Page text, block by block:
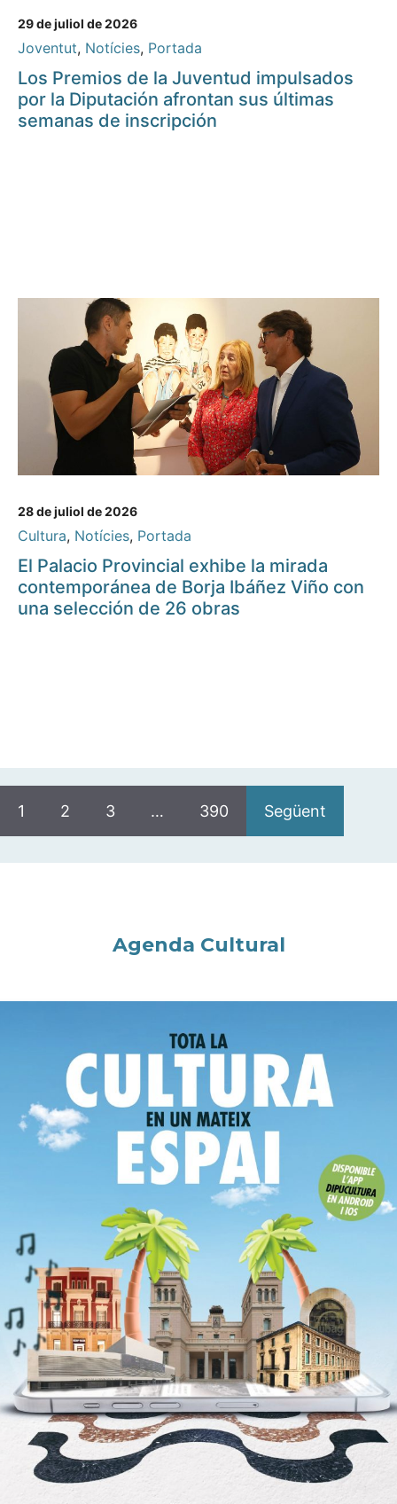
29 de juliol de 2026
Joventut, Notícies, Portada
Los Premios de la Juventud impulsados
por la Diputación afrontan sus últimas
semanas de inscripción
28 de juliol de 2026
Cultura, Notícies, Portada
El Palacio Provincial exhibe la mirada
contemporánea de Borja Ibáñez Viño con
una selección de 26 obras
1 2 3 … 390 Següent
Agenda Cultural